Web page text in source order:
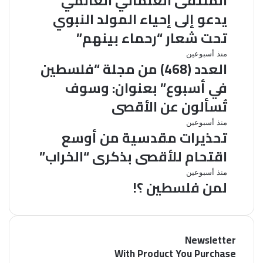
)
م
ن
م
ج
ل
ة
“
ف
ل
س
ط
ي
س
ت
ى
ع
ل
ا
ئ
ي
ل
ع
ل
ي
ي
يدعو إلى إحياء المولد النبوي
تحت شعار “رحماء بينهم”
ا
ل
د
د
4
6
8
)
م
ن
ج
ة
“
منذ أسبوعين
العدد (468) من مجلة “فلسطين
في أسبوع” بعنوان: وسوف
تُسألون عن الأقصى
ت
ح
ر
ا
س
ي
منذ أسبوعين
تحذيرات مقدسية من أوسع
اقتحام للأقصى بذكرى “الخراب”
ل
م
ط
ي
منذ أسبوعين
لمن فلسطين ؟!
Newsletter
With Product You Purchase